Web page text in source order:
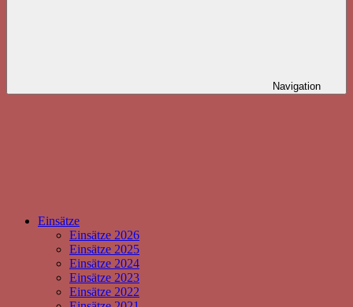
Navigation
Einsätze
Einsätze 2026
Einsätze 2025
Einsätze 2024
Einsätze 2023
Einsätze 2022